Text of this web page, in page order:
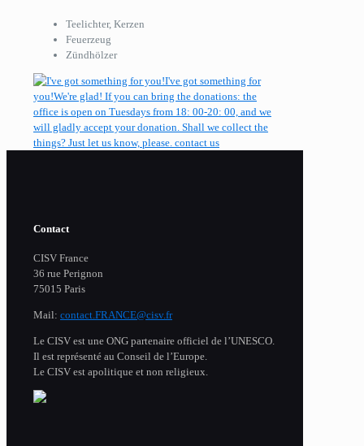
Teelichter, Kerzen
Feuerzeug
Zündhölzer
I've got something for
you!We're glad! If you can bring the donations: the
office is open on Tuesdays from 18: 00-20: 00, and we
will gladly accept your donation. Shall we collect the
things? Just let us know, please. contact us
Contact
CISV France
36 rue Perignon
75015 Paris
Mail: contact.FRANCE@cisv.fr
Le CISV est une ONG partenaire officiel de l’UNESCO.
Il est représenté au Conseil de l’Europe.
Le CISV est apolitique et non religieux.